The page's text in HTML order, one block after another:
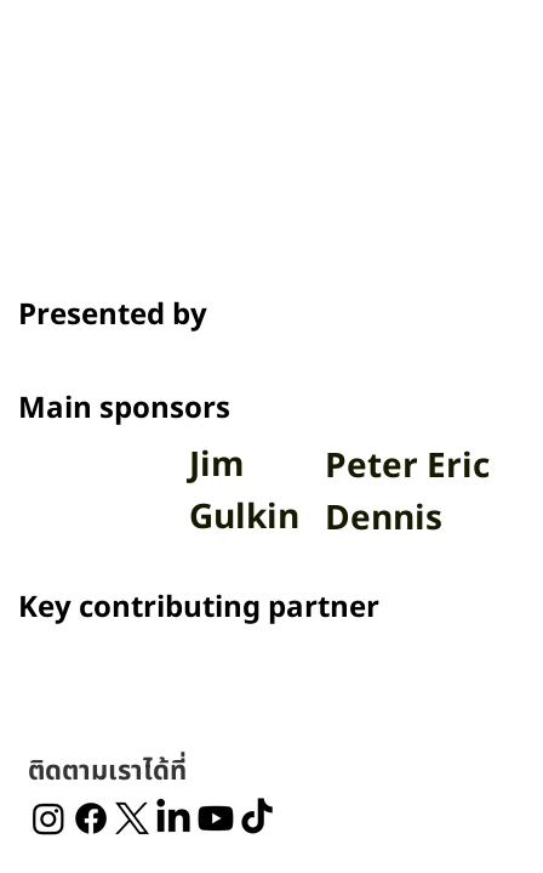
Presented by
Main sponsors
Peter Eric
Dennis
Jim
Gulkin
Key contributing partner
ติดตามเราได้ที่